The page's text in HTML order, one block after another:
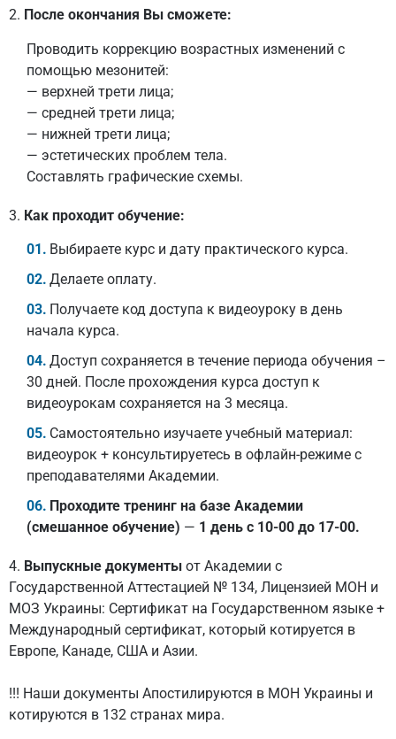
2. После окончания Вы сможете:
Проводить коррекцию возрастных изменений с
помощью мезонитей:
— верхней трети лица;
— средней трети лица;
— нижней трети лица;
— эстетических проблем тела.
Составлять графические схемы.
3. Как проходит обучение:
Выбираете курс и дату практического курса.
Делаете оплату.
Получаете код доступа к видеоуроку в день
начала курса.
Доступ сохраняется в течение периода обучения –
30 дней. После прохождения курса доступ к
видеоурокам сохраняется на 3 месяца.
Самостоятельно изучаете учебный материал:
видеоурок + консультируетесь в офлайн-режиме с
преподавателями Академии.
Проходите тренинг на базе Академии
(смешанное обучение) — 1 день с 10-00 до 17-00.
4. Выпускные документы от Академии с
Государственной Аттестацией № 134, Лицензией МОН и
МОЗ Украины: Сертификат на Государственном языке +
Международный сертификат, который котируется в
Европе, Канаде, США и Азии.
!!! Наши документы Апостилируются в МОН Украины и
котируются в 132 странах мира.